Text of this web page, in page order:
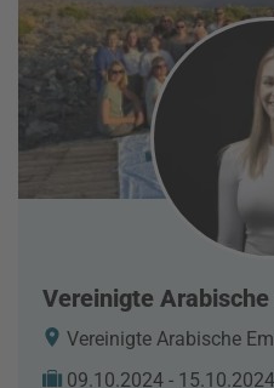
Vereinigte
Vereinigte Arabische
09.10.2024 - 15.10.2024